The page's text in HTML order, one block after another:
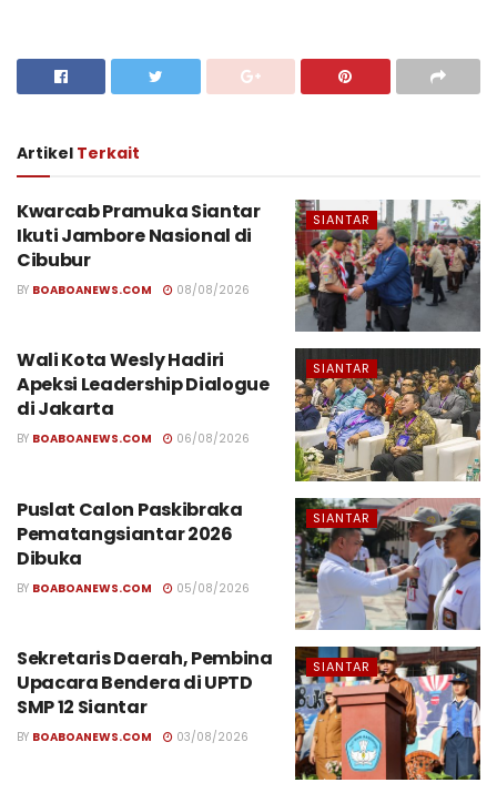
Artikel Terkait
SIANTAR
Kwarcab Pramuka Siantar
Ikuti Jambore Nasional di
Cibubur
BY BOABOANEWS.COM 08/08/2026
SIANTAR
Wali Kota Wesly Hadiri
Apeksi Leadership Dialogue
di Jakarta
BY BOABOANEWS.COM 06/08/2026
SIANTAR
Puslat Calon Paskibraka
Pematangsiantar 2026
Dibuka
BY BOABOANEWS.COM 05/08/2026
SIANTAR
Sekretaris Daerah, Pembina
Upacara Bendera di UPTD
SMP 12 Siantar
BY BOABOANEWS.COM 03/08/2026